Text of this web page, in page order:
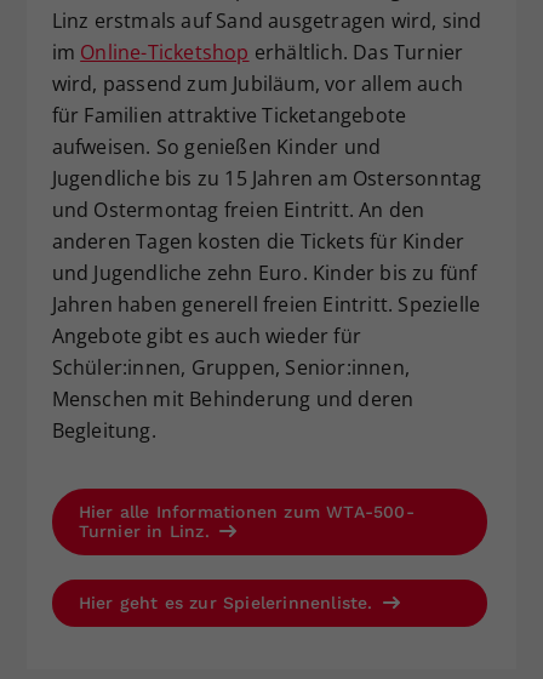
Linz erstmals auf Sand ausgetragen wird, sind
im Online-Ticketshop erhältlich. Das Turnier
wird, passend zum Jubiläum, vor allem auch
für Familien attraktive Ticketangebote
aufweisen. So genießen Kinder und
Jugendliche bis zu 15 Jahren am Ostersonntag
und Ostermontag freien Eintritt. An den
anderen Tagen kosten die Tickets für Kinder
und Jugendliche zehn Euro. Kinder bis zu fünf
Jahren haben generell freien Eintritt. Spezielle
Angebote gibt es auch wieder für
Schüler:innen, Gruppen, Senior:innen,
Menschen mit Behinderung und deren
Begleitung.
Hier alle Informationen zum WTA-500-
Turnier in Linz.
Hier geht es zur Spielerinnenliste.